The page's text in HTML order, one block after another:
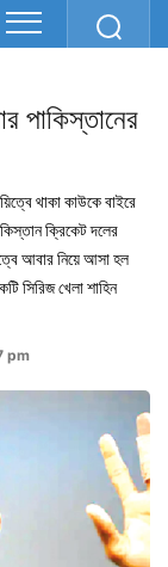
পাকিস্তানের
থাকা কাউকে বাইরে
ক্রিকেট দলের
আবার নিয়ে আসা হল
সিরিজ খেলা শাহিন
pm